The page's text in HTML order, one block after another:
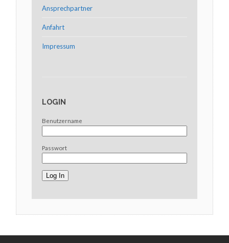
Ansprechpartner
Anfahrt
Impressum
LOGIN
Benutzername
Passwort